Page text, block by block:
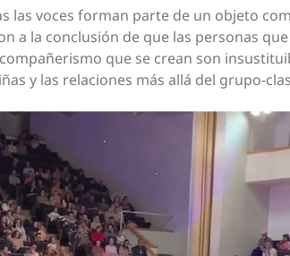
las voces forman parte de un objeto
a la conclusión de que las personas
que se crean son
y las relaciones más allá del grupo-